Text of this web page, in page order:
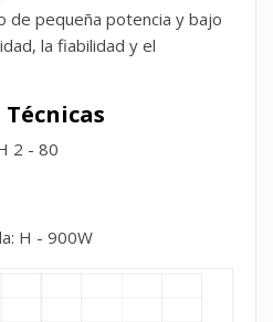
de pequeña potencia y bajo
la fiabilidad y el
2 - 80
H - 900W